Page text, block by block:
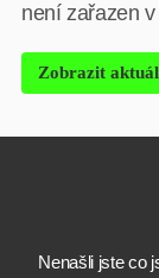
není zařazen
Zobrazit
Nenašli jste co